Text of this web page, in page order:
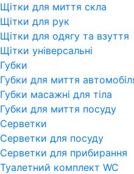
Щітки для миття скла
Щітки для рук
Щітки для одягу та взуття
Щітки універсальні
Губки
Губки для миття
Губки масажні для тіла
Губки для миття посуду
Серветки
Серветки для посуду
Серветки для прибирання
Туалетний комплект WC